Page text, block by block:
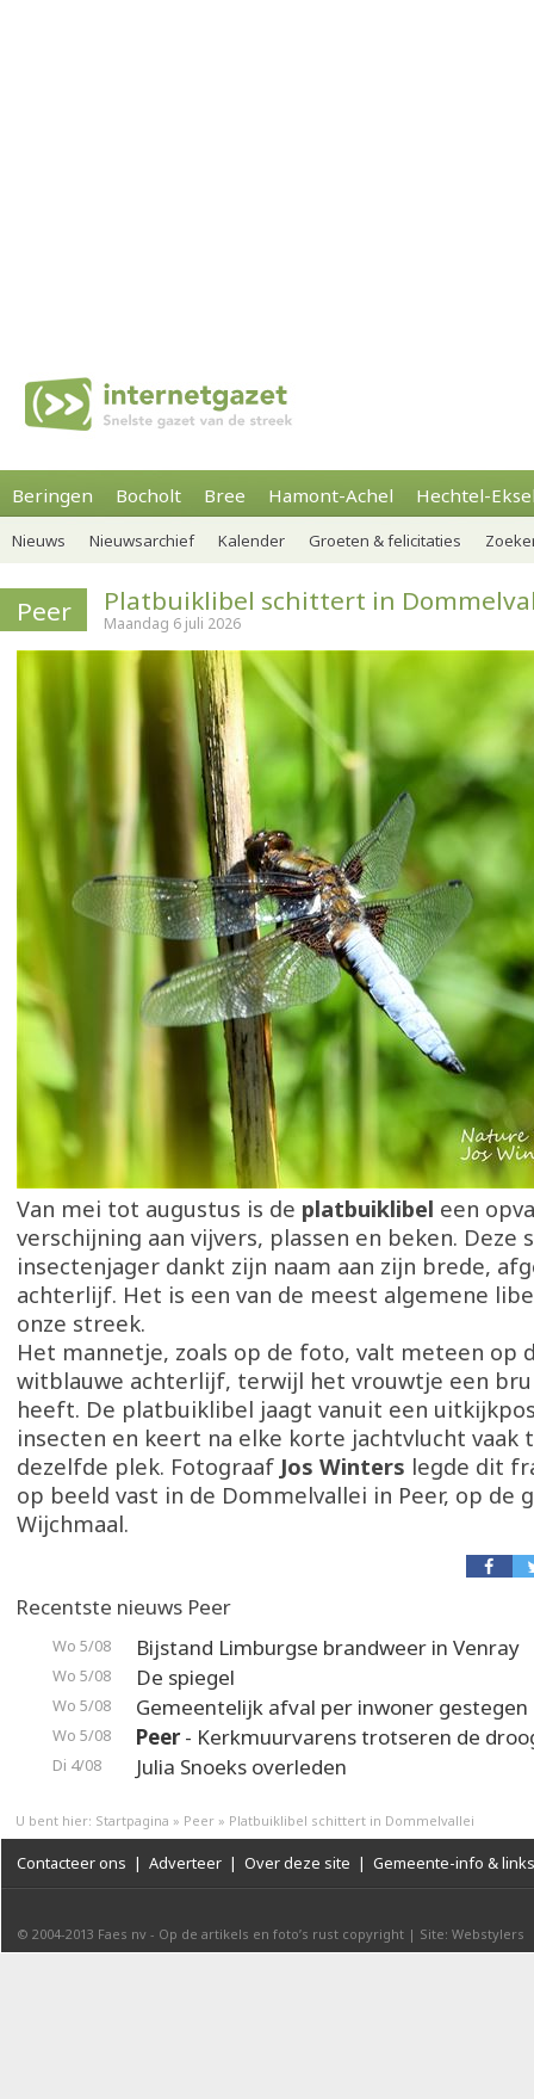
Beringen Bocholt Bree Hamont-Achel Hechtel-
Nieuws Nieuwsarchief Kalender Groeten & felicitaties
Peer Platbuiklibel schittert in
Maandag 6 juli 2026
Van mei tot augustus is de platbuiklibel een
verschijning aan vijvers, plassen en beken. Deze
insectenjager dankt zijn naam aan zijn brede,
achterlijf. Het is een van de meest algemene
onze streek.
Het mannetje, zoals op de foto, valt meteen op
witblauwe achterlijf, terwijl het vrouwtje een
heeft. De platbuiklibel jaagt vanuit een
insecten en keert na elke korte jachtvlucht vaak
dezelfde plek. Fotograaf Jos Winters legde dit
op beeld vast in de Dommelvallei in Peer, op de
Wijchmaal.
Recentste nieuws Peer
Wo 5/08 Bijstand Limburgse brandweer in Venray
Wo 5/08 De spiegel
Wo 5/08 Gemeentelijk afval per inwoner gestegen
Wo 5/08 Peer- Kerkmuurvarens trotseren de
Di 4/08 Julia Snoeks overleden
U bent hier: Startpagina » Peer » Platbuiklibel schittert in Dommelvallei
Contacteer ons | Adverteer | Over deze site | Gemeente-info & links
© 2004-2013 Faes nv - Op de artikels en foto’s rust copyright | Site: Webstylers